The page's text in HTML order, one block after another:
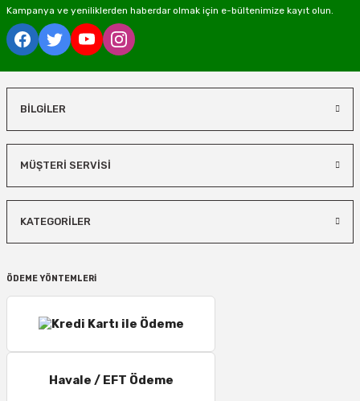
Kampanya ve yeniliklerden haberdar olmak için e-bültenimize kayıt olun.
BİLGİLER
MÜŞTERİ SERVİSİ
KATEGORİLER
ÖDEME YÖNTEMLERİ
Havale / EFT Ödeme